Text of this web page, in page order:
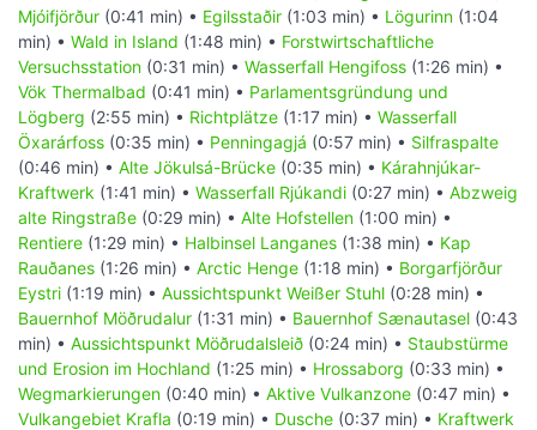
Mjóifjörður (0:41 min) • Egilsstaðir (1:03 min) • Lögurinn (1:04
min) • Wald in Island (1:48 min) • Forstwirtschaftliche
Versuchsstation (0:31 min) • Wasserfall Hengifoss (1:26 min) •
Vök Thermalbad (0:41 min) • Parlamentsgründung und
Lögberg (2:55 min) • Richtplätze (1:17 min) • Wasserfall
Öxarárfoss (0:35 min) • Penningagjá (0:57 min) • Silfraspalte
(0:46 min) • Alte Jökulsá-Brücke (0:35 min) • Kárahnjúkar-
Kraftwerk (1:41 min) • Wasserfall Rjúkandi (0:27 min) • Abzweig
alte Ringstraße (0:29 min) • Alte Hofstellen (1:00 min) •
Rentiere (1:29 min) • Halbinsel Langanes (1:38 min) • Kap
Rauðanes (1:26 min) • Arctic Henge (1:18 min) • Borgarfjörður
Eystri (1:19 min) • Aussichtspunkt Weißer Stuhl (0:28 min) •
Bauernhof Möðrudalur (1:31 min) • Bauernhof Sænautasel (0:43
min) • Aussichtspunkt Möðrudalsleið (0:24 min) • Staubstürme
und Erosion im Hochland (1:25 min) • Hrossaborg (0:33 min) •
Wegmarkierungen (0:40 min) • Aktive Vulkanzone (0:47 min) •
Vulkangebiet Krafla (0:19 min) • Dusche (0:37 min) • Kraftwerk